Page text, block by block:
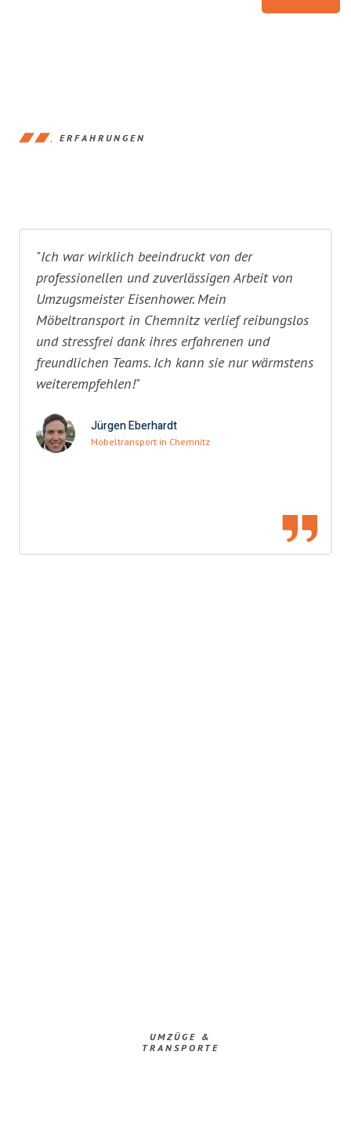
ERFAHRUNGEN
"Ich war wirklich beeindruckt von der
professionellen und zuverlässigen Arbeit von
Umzugsmeister Eisenhower. Mein
Möbeltransport in Chemnitz verlief reibungslos
und stressfrei dank ihres erfahrenen und
freundlichen Teams. Ich kann sie nur wärmstens
weiterempfehlen!"
Jürgen Eberhardt
Möbeltransport in Chemnitz
UMZÜGE &
TRANSPORTE